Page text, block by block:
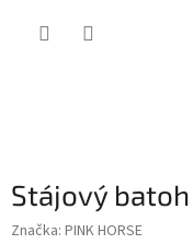
Stájový batoh
Značka: PINK HORSE